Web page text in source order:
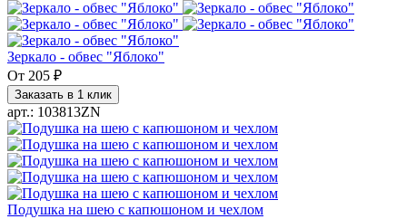
Зеркало - обвес "Яблоко"
От 205 ₽
Заказать в 1 клик
арт.: 103813ZN
Подушка на шею с капюшоном и чехлом